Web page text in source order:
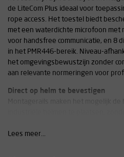
de LiteCom Plus ideaal voor
rope access. Het toestel biedt
met een waterdichte microfoon met
voor handsfree communicatie, en 8
in het PMR446-bereik. Niveau-
het omgevingsbewustzijn zonder
aan relevante normeringen voor
Direct op helm te bevestigen
Vooraf ingestelde kanalen en
Lees meer...